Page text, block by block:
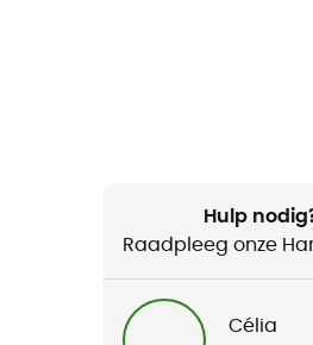
Hulp
Raadpleeg onze
Célia